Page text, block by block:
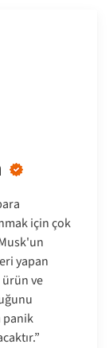
için çok
yapan
ürün ve
panik